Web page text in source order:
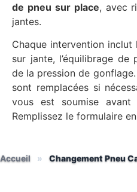
de pneu sur place, avec
jantes.
Chaque intervention
sur jante, l’équilibrage
de la pression de
sont remplacées si
vous est soumise avant
Remplissez le formulaire
Accueil » Changement Pneu